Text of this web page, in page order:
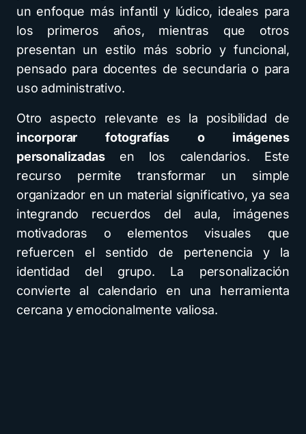
un enfoque más infantil y lúdico, ideales para
los primeros años, mientras que otros
presentan un estilo más sobrio y funcional,
pensado para docentes de secundaria o para
uso administrativo.
Otro aspecto relevante es la posibilidad de
incorporar fotografías o imágenes
personalizadasen los calendarios. Este
recurso permite transformar un simple
organizador en un material significativo, ya sea
integrando recuerdos del aula, imágenes
motivadoras o elementos visuales que
refuercen el sentido de pertenencia y la
identidad del grupo. La personalización
convierte al calendario en una herramienta
cercana y emocionalmente valiosa.